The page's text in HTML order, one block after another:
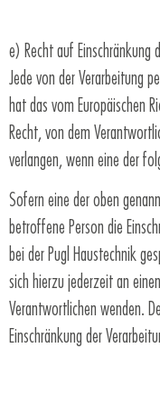
e) Recht auf Einschränkung
Jede von der Verarbeitung
hat das vom Europäischen
Recht, von dem
verlangen, wenn eine der
Sofern eine der oben
betroffene Person die
bei der Pugl Haustechnik
sich hierzu jederzeit an
Verantwortlichen wenden.
Einschränkung der